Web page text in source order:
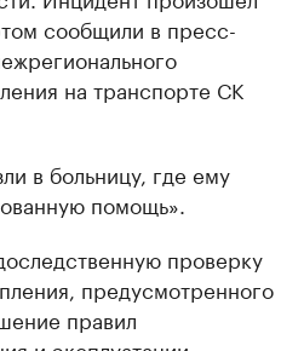
сообщили в пресс-
на транспорте СК
в больницу, где ему
помощь».
проверку
предусмотренного
правил